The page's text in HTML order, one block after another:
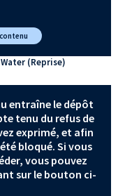
(Reprise)
entraîne le dépôt
tenu du refus de
exprimé, et afin
bloqué. Si vous
vous pouvez
sur le bouton ci-